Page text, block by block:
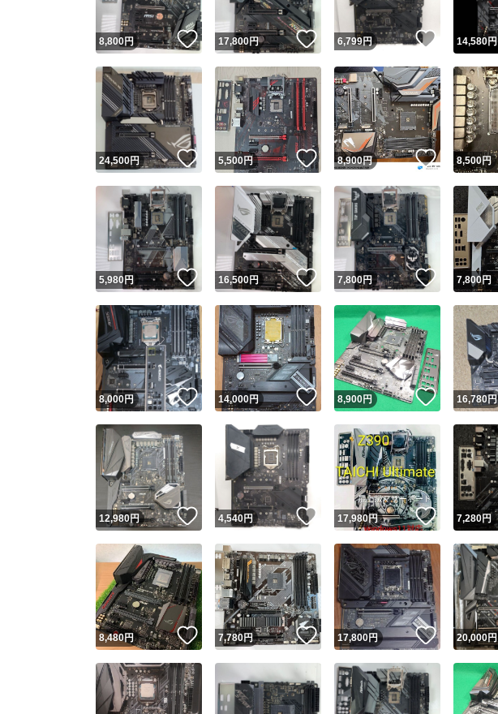
8,800円 いいね！
17,800円 いいね！
6,799円 いいね！
14,580円
24,500円 いいね！
5,500円 いいね！
8,900円 いいね！
8,500円
5,980円 いいね！
16,500円 いいね！
7,800円 いいね！
7,800円
8,000円 いいね！
14,000円 いいね！
8,900円 いいね！
16,780円
12,980円 いいね！
4,540円 いいね！
17,980円 いいね！
7,280円
8,480円 いいね！
7,780円 いいね！
17,800円 いいね！
20,000円